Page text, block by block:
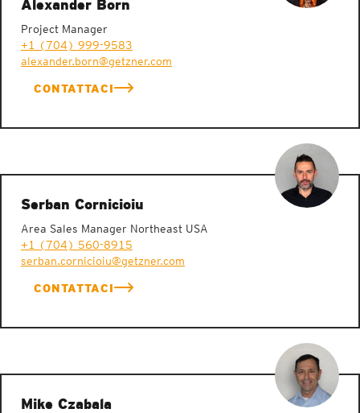
Alexander Born
Project Manager
+1 (704) 999-9583
alexander.born@getzner.com
CONTATTACI
Serban Cornicioiu
Area Sales Manager Northeast USA
+1 (704) 560-8915
serban.cornicioiu@getzner.com
CONTATTACI
Mike Czabala